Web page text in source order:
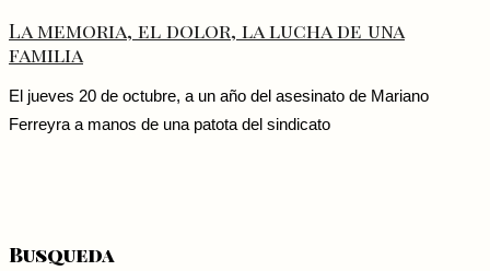
La memoria, el dolor, la lucha de una
familia
El jueves 20 de octubre, a un año del asesinato de Mariano
Ferreyra a manos de una patota del sindicato
Busqueda